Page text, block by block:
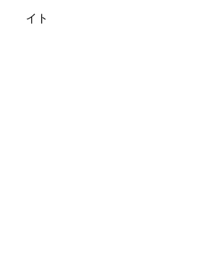
イト